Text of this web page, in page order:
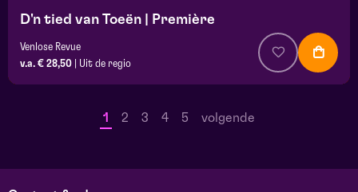
D'n tied van Toeën | Première
Venlose Revue
v.a. € 28,50
Uit de regio
1 2 3 4 5 volgende